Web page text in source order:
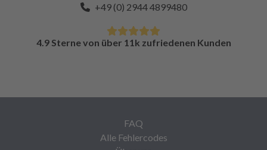
+49 (0) 2944 4899480
4.9 Sterne von über 11k zufriedenen Kunden
FAQ
Alle Fehlercodes